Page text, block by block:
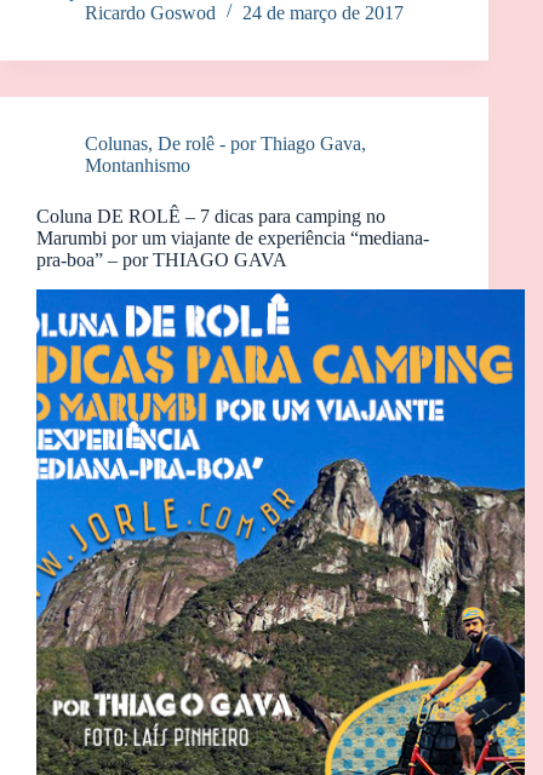
Ricardo Goswod
24 de março de 2017
Colunas, De rolê - por Thiago Gava,
Montanhismo
Coluna DE ROLÊ – 7 dicas para camping no
Marumbi por um viajante de experiência “mediana-
pra-boa” – por THIAGO GAVA